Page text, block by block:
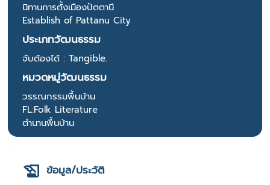
นิทานการตั้งเมืองปัตตานี
Establish of Pattanu City
ประเภทวัฒนธรรม
จับต้องได้ : Tangible.
หมวดหมู่วัฒนธรรม
วรรณกรรมพื้นบ้าน
FL:Folk Literature
ตำนานพื้นบ้าน
ข้อมูล/ประวัติ